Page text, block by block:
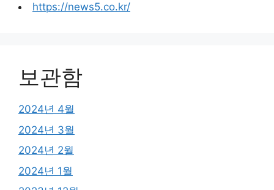
https://news5.co.kr/
보관함
2024년 4월
2024년 3월
2024년 2월
2024년 1월